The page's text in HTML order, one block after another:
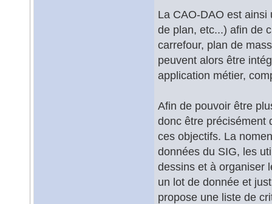
La CAO-DAO est
de plan, etc...) afin de
carrefour, plan de
peuvent alors être
application métier,
Afin de pouvoir être
donc être précisément
ces objectifs. La
données du SIG, les
dessins et à organiser
un lot de donnée et
propose une liste de